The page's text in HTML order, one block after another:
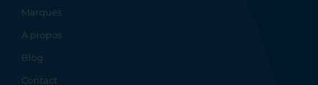
Marques
À propos
Blog
Contact